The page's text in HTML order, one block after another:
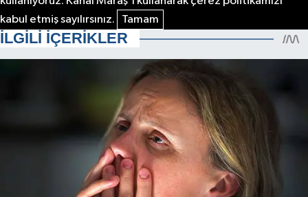
kabul etmiş sayılırsınız.
Tamam